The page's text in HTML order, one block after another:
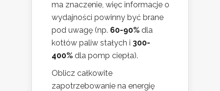
ma znaczenie, więc informacje o
wydajności powinny być brane
pod uwagę (np. 60-90% dla
kotłów paliw stałych i 300-
400% dla pomp ciepła).
Oblicz całkowite
zapotrzebowanie na energię